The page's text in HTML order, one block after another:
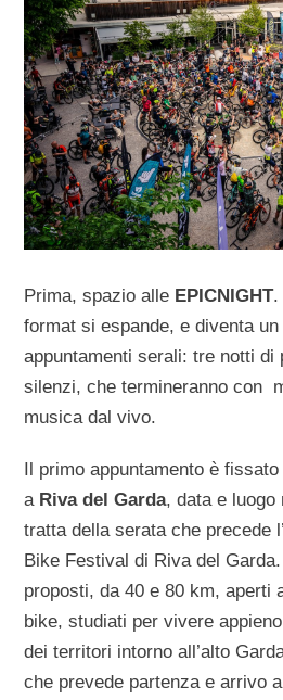
Prima, spazio alle EPICNIGHT.
format si espande, e diventa
appuntamenti serali: tre notti di
silenzi, che termineranno con
musica dal vivo.
Il primo appuntamento è
a Riva del Garda, data e luogo
tratta della serata che precede
Bike Festival di Riva del
proposti, da 40 e 80 km, aperti
bike, studiati per vivere
dei territori intorno all’alto
che prevede partenza e arrivo